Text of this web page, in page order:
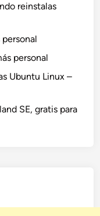
reinstalas
personal
Ubuntu Linux –
SE, gratis para